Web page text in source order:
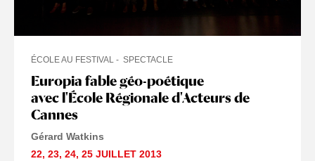
Europia fable géo-poétique
avec l'École Régionale d'Acteurs de
Cannes
ÉCOLE AU FESTIVAL SPECTACLE
Gérard Watkins
22, 23, 24, 25 JUILLET 2013